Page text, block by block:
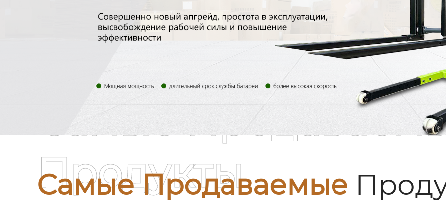
Самые Продаваемые
Самые
Продукты